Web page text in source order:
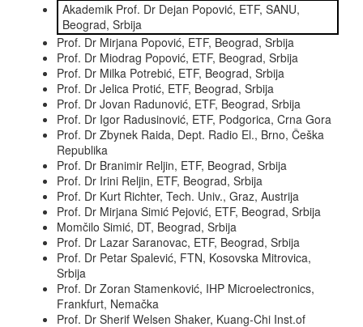
Akademik Prof. Dr Dejan Popović, ETF, SANU,
Beograd, Srbija
Prof. Dr Mirjana Popović, ETF, Beograd, Srbija
Prof. Dr Miodrag Popović, ETF, Beograd, Srbija
Prof. Dr Milka Potrebić, ETF, Beograd, Srbija
Prof. Dr Jelica Protić, ETF, Beograd, Srbija
Prof. Dr Jovan Radunović, ETF, Beograd, Srbija
Prof. Dr Igor Radusinović, ETF, Podgorica, Crna Gora
Prof. Dr Zbynek Raida, Dept. Radio El., Brno, Češka
Republika
Prof. Dr Branimir Reljin, ETF, Beograd, Srbija
Prof. Dr Irini Reljin, ETF, Beograd, Srbija
Prof. Dr Kurt Richter, Tech. Univ., Graz, Austrija
Prof. Dr Mirjana Simić Pejović, ETF, Beograd, Srbija
Momčilo Simić, DT, Beograd, Srbija
Prof. Dr Lazar Saranovac, ETF, Beograd, Srbija
Prof. Dr Petar Spalević, FTN, Kosovska Mitrovica,
Srbija
Prof. Dr Zoran Stamenković, IHP Microelectronics,
Frankfurt, Nemačka
Prof. Dr Sherif Welsen Shaker, Kuang-Chi Inst.of